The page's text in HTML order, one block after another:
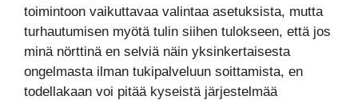
toimintoon vaikuttavaa valintaa asetuksista, mutta
turhautumisen myötä tulin siihen tulokseen, että jos
minä nörttinä en selviä näin yksinkertaisesta
ongelmasta ilman tukipalveluun soittamista, en
todellakaan voi pitää kyseistä järjestelmää